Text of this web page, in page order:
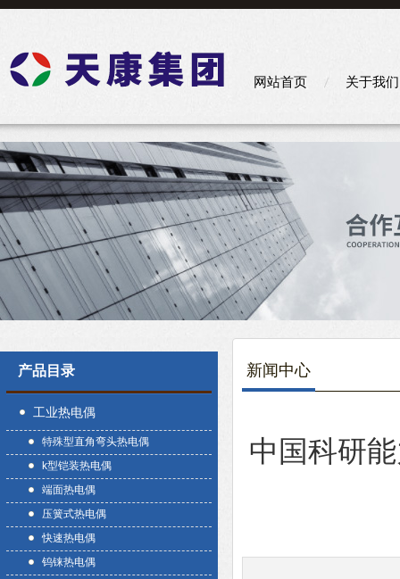
网站首页 关于我们
产品目录
工业热电偶
特殊型直角弯头热电偶
k型铠装热电偶
端面热电偶
压簧式热电偶
快速热电偶
钨铼热电偶
新闻中心
中国科研